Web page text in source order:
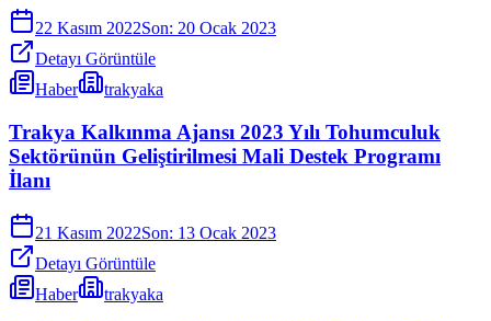
22 Kasım 2022Son: 20 Ocak 2023
Detayı Görüntüle
Haber
trakyaka
Trakya Kalkınma Ajansı 2023 Yılı Tohumculuk
Sektörünün Geliştirilmesi Mali Destek Programı
İlanı
21 Kasım 2022Son: 13 Ocak 2023
Detayı Görüntüle
Haber
trakyaka